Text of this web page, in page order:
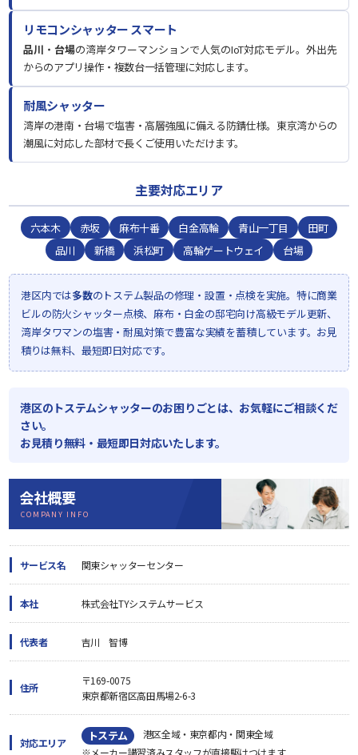
リモコンシャッター スマート
品川 ・台場の湾岸タワーマンションで人気のIoT対応モデル。外出先
からのアプリ操作・複数台一括管理に対応します。
耐風シャッター
湾岸の港南・台場で塩害・高層強風に備える防錆仕様。東京湾からの
潮風に対応した部材で長くご使用いただけます。
主要対応エリア
六本木 赤坂 麻布十番 白金高輪 青山一丁目
田町
品川
新橋 浜松町 高輪ゲートウェイ 台場
港区内では多数のトステム製品の修理・設置・点検を実施。特に商業
ビルの防火シャッター点検、麻布・白金の邸宅向け高級モデル更新、
湾岸タワマンの塩害・耐風対策で豊富な実績を蓄積しています。お見
積りは無料、最短即日対応です。
港区のトステムシャッターのお困りごとは、お気軽にご相談くだ
さい。
お見積り無料・最短即日対応いたします。
会社概要
COMPANY INFO
サービス名 関東シャッターセンター
本社 株式会社TYシステムサービス
代表者 吉川 智博
住所
〒169-0075
東京都新宿区高田馬場2-6-3
対応エリア トステム
港区全域・東京都内・関東全域
※メーカー講習済みスタッフが直接駆けつけます